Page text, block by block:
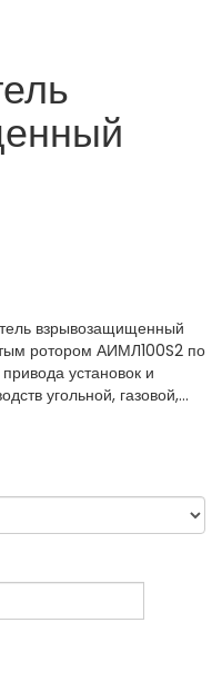
взрывозащищенный
ротором АИМЛ100S2 по
установок и
угольной, газовой,...